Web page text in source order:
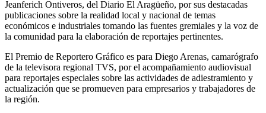
Jeanferich Ontiveros, del Diario El Aragüeño, por sus destacadas
publicaciones sobre la realidad local y nacional de temas
económicos e industriales tomando las fuentes gremiales y la voz de
la comunidad para la elaboración de reportajes pertinentes.
El Premio de Reportero Gráfico es para Diego Arenas, camarógrafo
de la televisora regional TVS, por el acompañamiento audiovisual
para reportajes especiales sobre las actividades de adiestramiento y
actualización que se promueven para empresarios y trabajadores de
la región.